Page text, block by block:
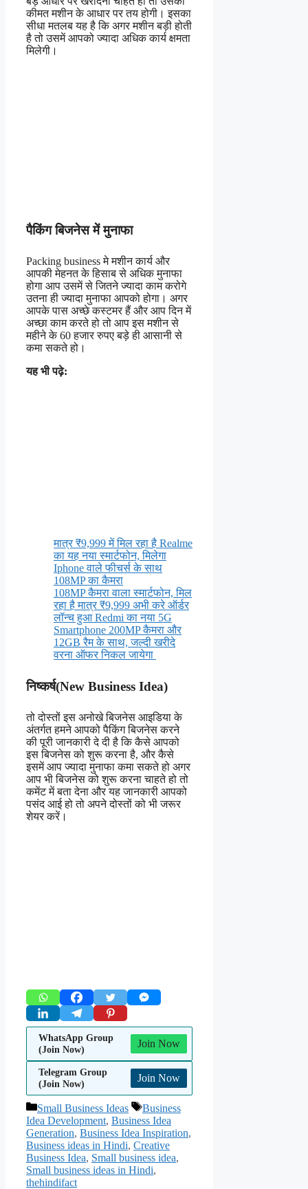
कीमत मशीन के आधार पर तय होगी। इसका
सीधा मतलब यह है कि अगर मशीन बड़ी होती
है तो उसमें आपको ज्यादा अधिक कार्य क्षमता
मिलेगी।
पैकिंग बिजनेस में मुनाफा
Packing business मे मशीन कार्य और
आपकी मेहनत के हिसाब से अधिक मुनाफा
होगा आप उसमें से जितने ज्यादा काम करोगे
उतना ही ज्यादा मुनाफा आपको होगा। अगर
आपके पास अच्छे कस्टमर हैं और आप दिन में
अच्छा काम करते हो तो आप इस मशीन से
महीने के 60 हजार रुपए बड़े ही आसानी से
कमा सकते हो।
यह भी पढ़े:
मात्र ₹9,999 में मिल रहा है Realme
का यह नया स्मार्टफोन, मिलेगा
Iphone वाले फीचर्स के साथ
108MP का कैमरा
108MP कैमरा वाला स्मार्टफोन, मिल
रहा है मात्र ₹9,999 अभी करे ऑर्डर
लॉन्च हुआ Redmi का नया 5G
Smartphone 200MP कैमरा और
12GB रैम के साथ, जल्दी खरीदे
वरना ऑफर निकल जायेगा
निष्कर्ष(New Business Idea)
तो दोस्तों इस अनोखे बिजनेस आइडिया के
अंतर्गत हमने आपको पैकिंग बिजनेस करने
की पूरी जानकारी दे दी है कि कैसे आपको
इस बिजनेस को शुरू करना है, और कैसे
इसमें आप ज्यादा मुनाफा कमा सकते हो अगर
आप भी बिजनेस को शुरू करना चाहते हो तो
कमेंट में बता देना और यह जानकारी आपको
पसंद आई हो तो अपने दोस्तों को भी जरूर
शेयर करें।
WhatsApp Group
(Join Now)
Join Now
Telegram Group
(Join Now)
Join Now
Categories
Small Business Ideas Tags
Business
Idea Development, Business Idea
Generation, Business Idea Inspiration,
Business ideas in Hindi, Creative
Business Idea, Small business idea,
Small business ideas in Hindi,
thehindifact